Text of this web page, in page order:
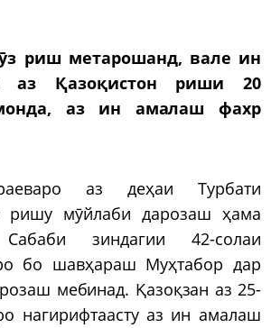
риш метарошанд, вале ин
аз Қазоқистон риши 20
аз ин амалаш фахр
аз деҳаи Турбати
ришу мӯйлаби дарозаш ҳама
зиндагии 42-солаи
бо шавҳараш Муҳтабор дар
мебинад. Қазоқзан аз 25-
нагирифтаасту аз ин амалаш